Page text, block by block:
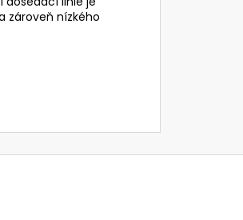
zároveň nízkého